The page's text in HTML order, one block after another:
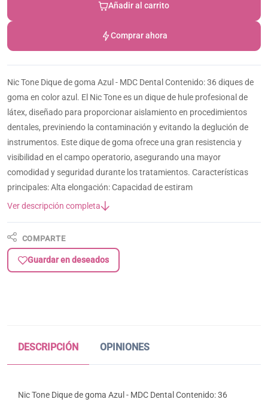
Añadir al carrito
Comprar ahora
Nic Tone Dique de goma Azul - MDC Dental Contenido: 36 diques de
goma en color azul. El Nic Tone es un dique de hule profesional de
látex, diseñado para proporcionar aislamiento en procedimientos
dentales, previniendo la contaminación y evitando la deglución de
instrumentos. Este dique de goma ofrece una gran resistencia y
visibilidad en el campo operatorio, asegurando una mayor
comodidad y seguridad durante los tratamientos. Características
principales: Alta elongación: Capacidad de estiram
Ver descripción completa
COMPARTE
Guardar en deseados
DESCRIPCIÓN OPINIONES
Nic Tone Dique de goma Azul - MDC Dental Contenido: 36